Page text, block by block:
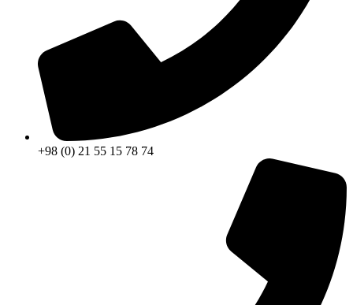
+98 (0) 21 55 15 78 74